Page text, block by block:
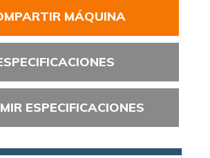
MÁQUINA
ESPECIFICACIONES